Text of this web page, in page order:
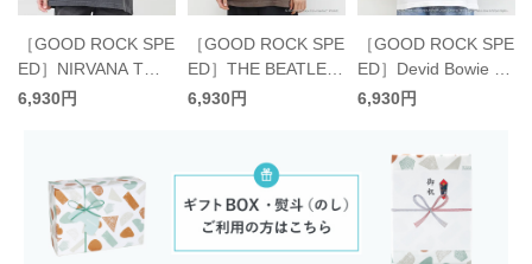
［GOOD ROCK SPE
ED］NIRVANA Tシ
ャツ／グッドロック
6,930円
［GOOD ROCK SPE
ED］THE BEATLES
Tシャツ／グッドロ
6,930円
［GOOD ROCK SPE
ED］Devid Bowie T
シャツ／グッドロッ
6,930円